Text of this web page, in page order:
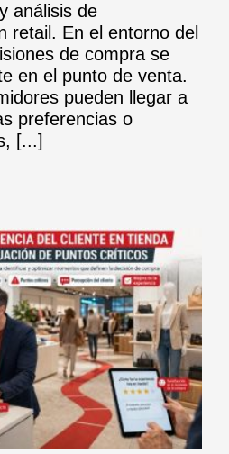
análisis de
retail. En el entorno del
de compra se
en el punto de venta.
pueden llegar a
preferencias o
[...]